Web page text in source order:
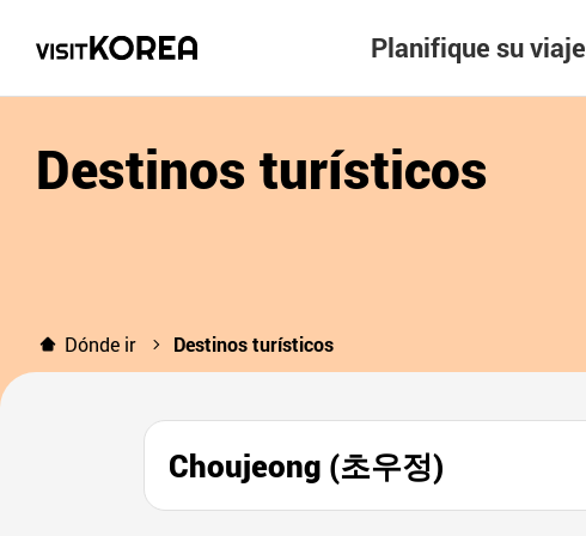
Planifique su viaje
Destinos turísticos
Dónde ir Destinos turísticos
Choujeong (초우정)